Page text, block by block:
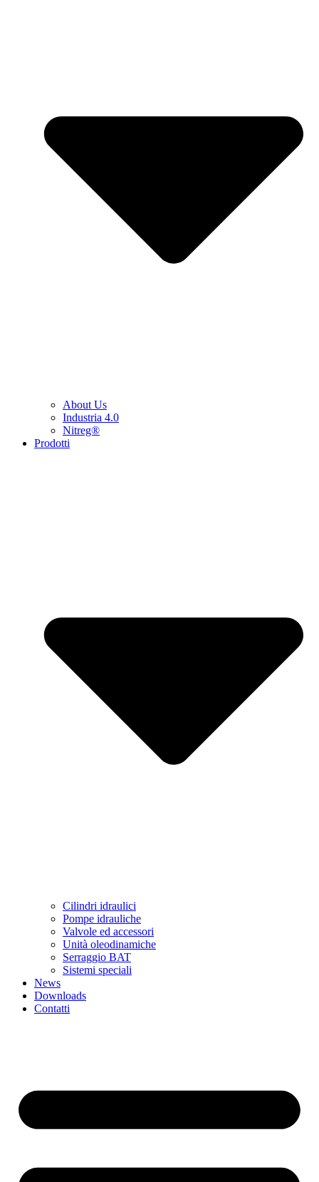
About Us
Industria 4.0
Nitreg®
Prodotti
Cilindri idraulici
Pompe idrauliche
Valvole ed accessori
Unità oleodinamiche
Serraggio BAT
Sistemi speciali
News
Downloads
Contatti